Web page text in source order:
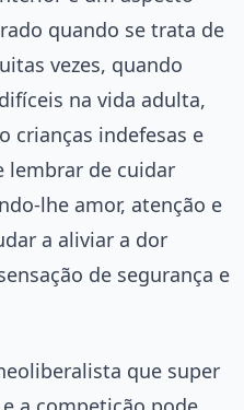
quando se trata de
vezes, quando
na vida adulta,
crianças indefesas e
lembrar de cuidar
lhe amor, atenção e
a aliviar a dor
de segurança e
que super